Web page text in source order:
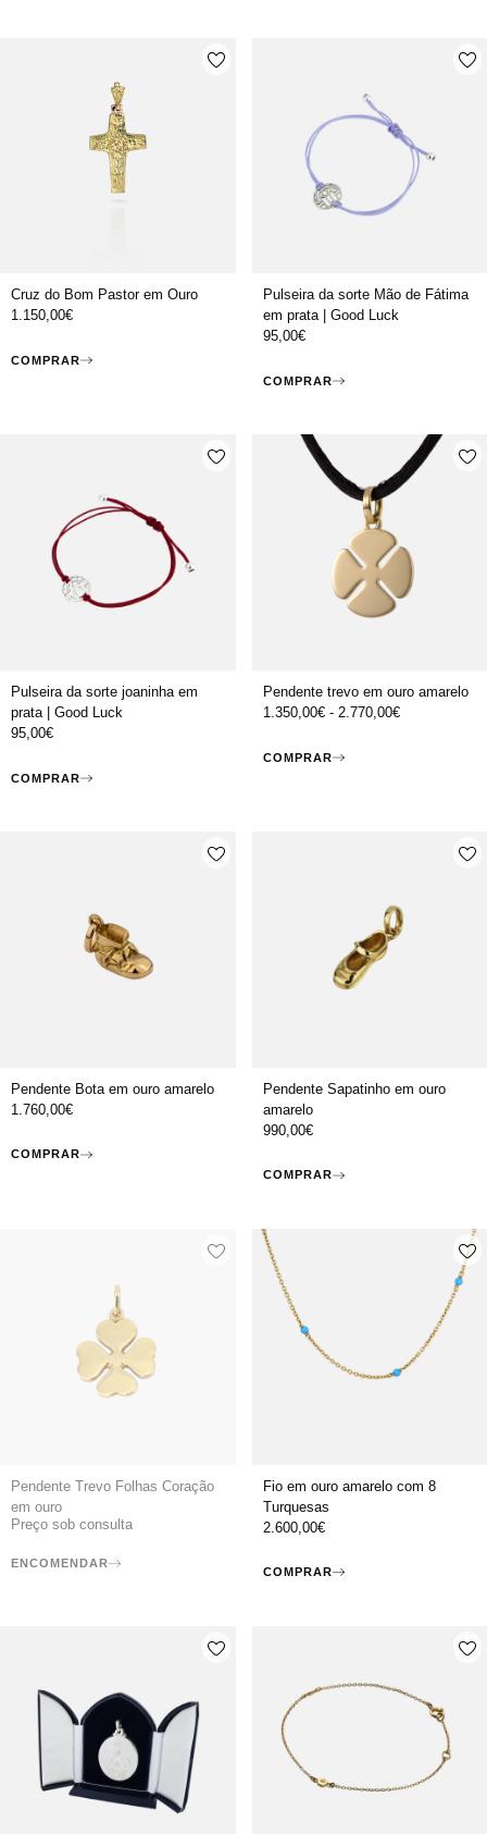
Cruz do Bom Pastor em Ouro
1.150,00€
COMPRAR
Pulseira da sorte Mão de Fátima
em prata | Good Luck
95,00€
COMPRAR
Pulseira da sorte joaninha em
prata | Good Luck
95,00€
COMPRAR
Pendente trevo em ouro amarelo
1.350,00€- 2.770,00€
COMPRAR
Pendente Bota em ouro amarelo
1.760,00€
COMPRAR
Pendente Sapatinho em ouro
amarelo
990,00€
COMPRAR
Pendente Trevo Folhas Coração
em ouro
Preço sob consulta
ENCOMENDAR
Fio em ouro amarelo com 8
Turquesas
2.600,00€
COMPRAR